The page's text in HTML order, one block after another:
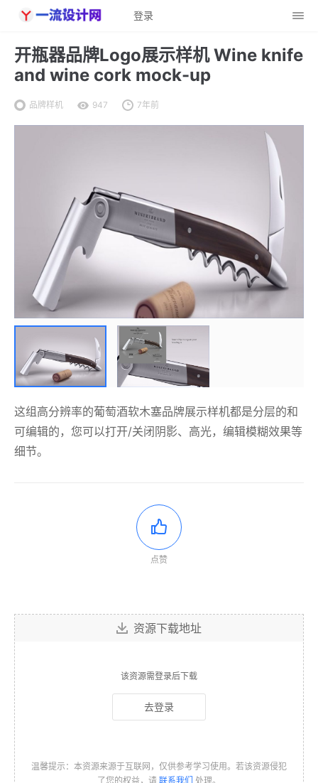
登录
开瓶器品牌Logo展示样机 Wine knife
and wine cork mock-up
品牌样机 947 7年前
这组高分辨率的葡萄酒软木塞品牌展示样机都是分层的和
可编辑的，您可以打开/关闭阴影、高光，编辑模糊效果等
细节。
点赞
资源下载地址
该资源需登录后下载
去登录
温馨提示：本资源来源于互联网，仅供参考学习使用。若该资源侵犯
了您的权益，请 联系我们 处理。